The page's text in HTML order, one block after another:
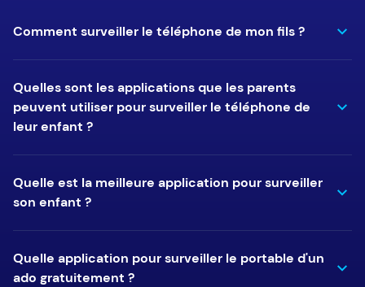
Comment surveiller le téléphone de mon fils ?
Quelles sont les applications que les parents
peuvent utiliser pour surveiller le téléphone de
leur enfant ?
Quelle est la meilleure application pour surveiller
son enfant ?
Quelle application pour surveiller le portable d'un
ado gratuitement ?